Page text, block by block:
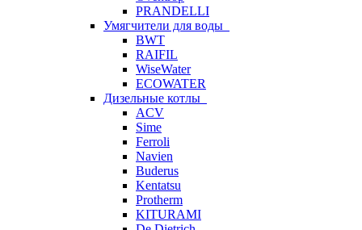
PRANDELLI
Умягчители для воды
BWT
RAIFIL
WiseWater
ECOWATER
Дизельные котлы
ACV
Sime
Ferroli
Navien
Buderus
Kentatsu
Protherm
KITURAMI